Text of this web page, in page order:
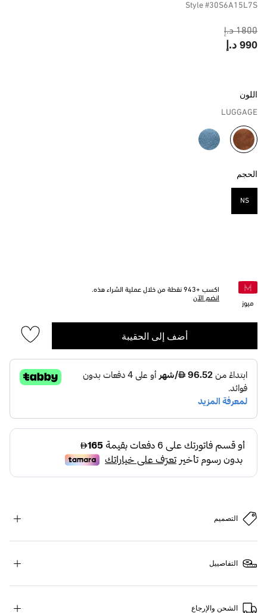
Style #30S6A15L7S
1800 د.إ
990 د.إ
اللون
LUGGAGE
مختار
الحجم
NS
ميوز
اكسب +943 نقطة من خلال عملية الشراء هذه.
انضم الآن
أضف إلى الحقيبة
التصميم
التفاصييل
الشحن والإرجاع